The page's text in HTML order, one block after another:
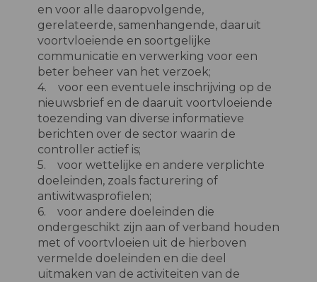
en voor alle daaropvolgende,
gerelateerde, samenhangende, daaruit
voortvloeiende en soortgelijke
communicatie en verwerking voor een
beter beheer van het verzoek;
4. voor een eventuele inschrijving op de
nieuwsbrief en de daaruit voortvloeiende
toezending van diverse informatieve
berichten over de sector waarin de
controller actief is;
5. voor wettelijke en andere verplichte
doeleinden, zoals facturering of
antiwitwasprofielen;
6. voor andere doeleinden die
ondergeschikt zijn aan of verband houden
met of voortvloeien uit de hierboven
vermelde doeleinden en die deel
uitmaken van de activiteiten van de